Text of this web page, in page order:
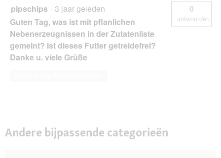
pipschips · 3 jaar geleden
Guten Tag, was ist mit pflanlichen
Nebenerzeugnissen in der Zutatenliste
gemeint? Ist dieses Futter getreidefrei?
Danke u. viele Grüße
0
antwoorden
Andere bijpassende categorieën